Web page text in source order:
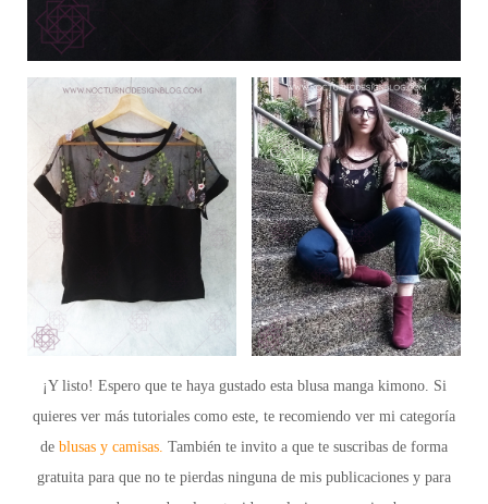
¡Y listo! Espero que te haya gustado esta blusa manga kimono. Si
quieres ver más tutoriales como este, te recomiendo ver mi categoría
de blusas y camisas. También te invito a que te suscribas de forma
gratuita para que no te pierdas ninguna de mis publicaciones y para